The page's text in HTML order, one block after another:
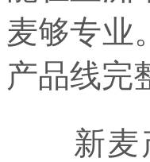
麦够专业
产品线完
新麦产